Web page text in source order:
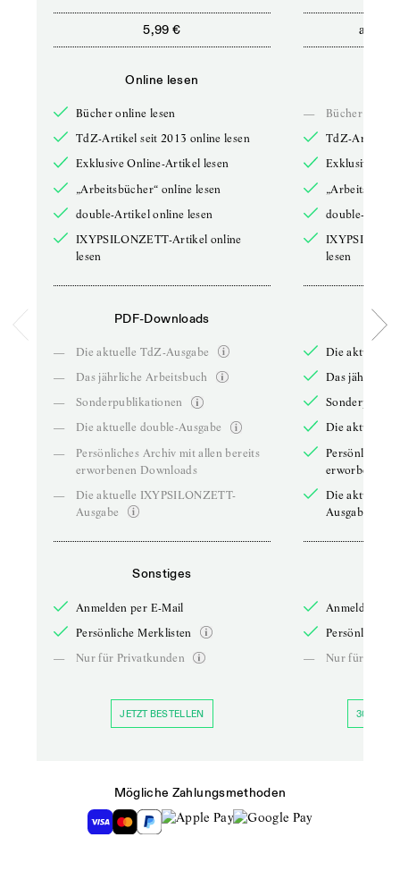
5,99 €
Online lesen
Bücher online lesen
TdZ-Artikel seit 2013 online lesen
Exklusive Online-Artikel lesen
„Arbeitsbücher“ online lesen
double-Artikel online lesen
IXYPSILONZETT-Artikel online
lesen
PDF-Downloads
—
Die aktuelle TdZ-Ausgabe
—
Das jährliche Arbeitsbuch
—
Sonderpublikationen
—
Die aktuelle double-Ausgabe
—
Persönliches Archiv mit allen bereits
erworbenen Downloads
—
Die aktuelle IXYPSILONZETT-
Ausgabe
Sonstiges
Anmelden per E-Mail
Persönliche Merklisten
—
Nur für Privatkunden
JETZT BESTELLEN
ab
—
Bücher online
TdZ-Artikel
Exklusive
double-
lesen
Die aktuelle
Das jährliche
Die aktuelle
Persönliches
erworbenen
Die aktuelle
Ausgabe
Anmelden
Persönliche
—
Nur für
30 TAGE
Mögliche Zahlungsmethoden